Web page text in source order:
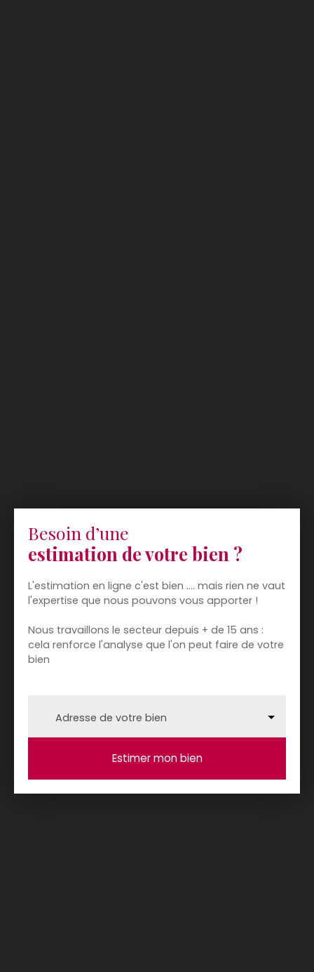
Besoin d’une
estimation de votre bien ?
L'estimation en ligne c'est bien .... mais rien ne vaut
l'expertise que nous pouvons vous apporter !
Nous travaillons le secteur depuis + de 15 ans :
cela renforce l'analyse que l'on peut faire de votre
bien
Adresse de votre bien
Estimer mon bien